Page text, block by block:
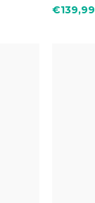
€139,99